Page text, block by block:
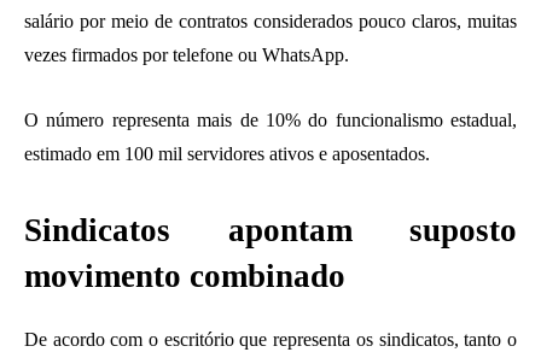
salário por meio de contratos considerados pouco claros, muitas
vezes firmados por telefone ou WhatsApp.
O número representa mais de 10% do funcionalismo estadual,
estimado em 100 mil servidores ativos e aposentados.
Sindicatos apontam suposto
movimento combinado
De acordo com o escritório que representa os sindicatos, tanto o